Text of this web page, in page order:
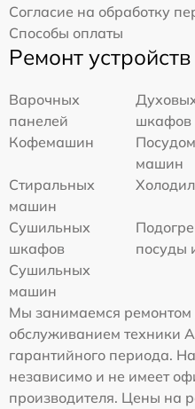
Согласие на обработку
Способы оплаты
Ремонт устройств
Варочных
панелей
шкафов
Кофемашин
машин
Стиральных
машин
Сушильных
шкафов
посуды
Сушильных
машин
Мы занимаемся ремонтом
обслуживанием техники
гарантийного периода.
независимо и не имеет
производителя. Цены на